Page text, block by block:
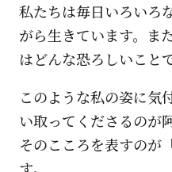
私たちは毎日いろいろ
がら生きています。ま
はどんな恐ろしいこと
このような私の姿に気
い取ってくださるのが
そのこころを表すのが